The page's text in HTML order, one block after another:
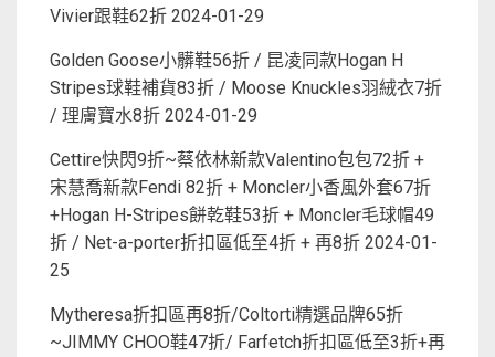
Vivier跟鞋62折 2024-01-29
Golden Goose小髒鞋56折 / 昆凌同款Hogan H
Stripes球鞋補貨83折 / Moose Knuckles羽絨衣7折
/ 理膚寶水8折 2024-01-29
Cettire快閃9折~蔡依林新款Valentino包包72折 +
宋慧喬新款Fendi 82折 + Moncler小香風外套67折
+Hogan H-Stripes餅乾鞋53折 + Moncler毛球帽49
折 / Net-a-porter折扣區低至4折 + 再8折 2024-01-
25
Mytheresa折扣區再8折/Coltorti精選品牌65折
~JIMMY CHOO鞋47折/ Farfetch折扣區低至3折+再